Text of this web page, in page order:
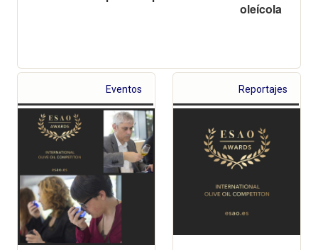
oleícola
Eventos Reportajes